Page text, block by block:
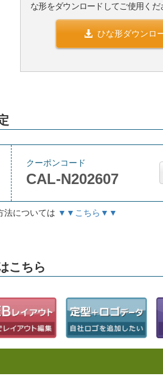
な形をダウンロードしてご使用くだ
ひな形ダウンロ
クーポンコード
CAL-N202607
法については ▼▼こちら▼▼
こちら